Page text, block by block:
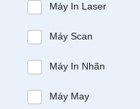
Máy In Laser
Máy Scan
Máy In Nhãn
Máy May